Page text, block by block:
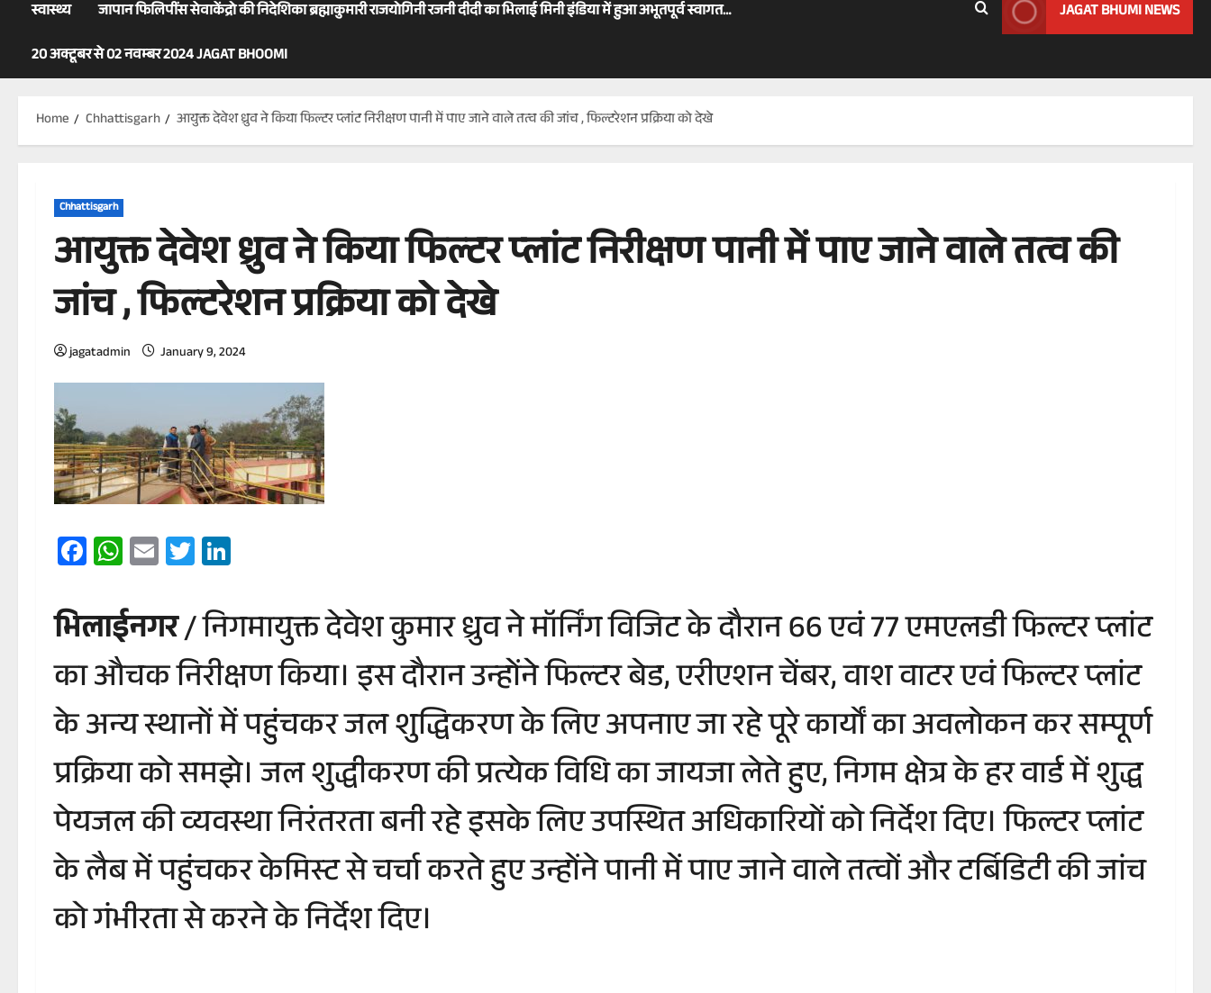
स्वास्थ्य
जापान फिलिपींस सेवाकेंद्रो की निदेशिका ब्रह्माकुमारी राजयोगिनी रजनी दीदी का भिलाई मिनी इंडिया में हुआ अभूतपूर्व स्वागत…
20 अक्टूबर से 02 नवम्बर 2024 JAGAT BHOOMI
JAGAT BHUMI NEWS
Home Chhattisgarh आयुक्त देवेश ध्रुव ने किया फिल्टर प्लांट निरीक्षण पानी में पाए जाने वाले तत्व की जांच , फिल्टरेशन प्रक्रिया को देखे
Chhattisgarh
आयुक्त देवेश ध्रुव ने किया फिल्टर प्लांट निरीक्षण पानी में पाए जाने वाले तत्व की
जांच , फिल्टरेशन प्रक्रिया को देखे
jagatadmin January 9, 2024
Facebook
WhatsApp
EmailTwitter
भिलाईनगर/ निगमायुक्त देवेश कुमार ध्रुव ने मॉर्निंग विजिट के दौरान 66 एवं 77 एमएलडी फिल्टर प्लांट
का औचक निरीक्षण किया। इस दौरान उन्होंने फिल्टर बेड, एरीएशन चेंबर, वाश वाटर एवं फिल्टर प्लांट
के अन्य स्थानों में पहुंचकर जल शुद्धिकरण के लिए अपनाए जा रहे पूरे कार्यों का अवलोकन कर सम्पूर्ण
प्रक्रिया को समझे। जल शुद्धीकरण की प्रत्येक विधि का जायजा लेते हुए, निगम क्षेत्र के हर वार्ड में शुद्ध
पेयजल की व्यवस्था निरंतरता बनी रहे इसके लिए उपस्थित अधिकारियों को निर्देश दिए। फिल्टर प्लांट
के लैब में पहुंचकर केमिस्ट से चर्चा करते हुए उन्होंने पानी में पाए जाने वाले तत्वों और टर्बिडिटी की जांच
को गंभीरता से करने के निर्देश दिए।